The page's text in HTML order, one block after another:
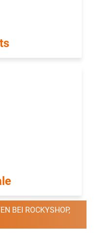
BEI ROCKYSHOP,